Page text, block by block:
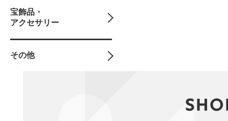
宝飾品・
アクセサリー
その他